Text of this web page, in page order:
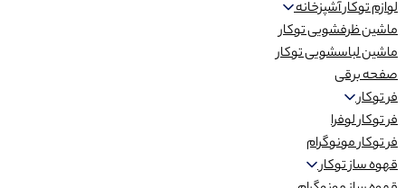
لوازم توکار آشپزخانه
ماشین ظرفشویی توکار
ماشین لباسشویی توکار
صفحه برقی
فر توکار
فر توکار لوفرا
فر توکار مونوگرام
قهوه ساز توکار